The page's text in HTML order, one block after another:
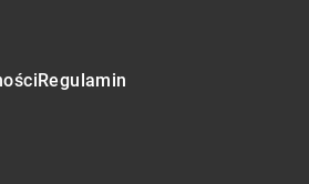
Regulamin